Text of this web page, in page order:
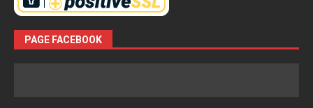
PAGE FACEBOOK